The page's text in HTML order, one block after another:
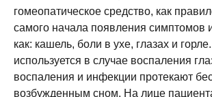
гомеопатическое средство, как
самого начала появления симптомов
как: кашель, боли в ухе, глазах и
используется в случае воспаления
воспаления и инфекции протекают
возбужденным сном. На лице